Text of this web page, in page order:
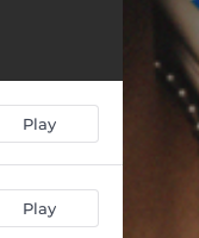
02:44
Play
Play